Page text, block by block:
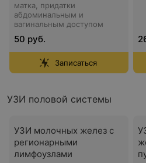
матка, придатки
абдоминальным и
вагинальным доступом
50 руб.
Записаться
УЗИ половой системы
УЗИ молочных желез с
регионарными
лимфоузлами